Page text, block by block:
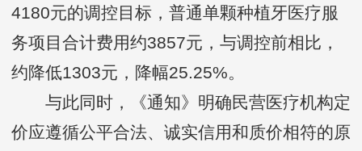
4180元的调控目标，普通单颗种植牙医疗服
务项目合计费用约3857元，与调控前相比，
约降低1303元，降幅25.25%。
与此同时，《通知》明确民营医疗机构定
价应遵循公平合法、诚实信用和质价相符的原